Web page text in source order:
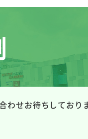
せお待ちしており